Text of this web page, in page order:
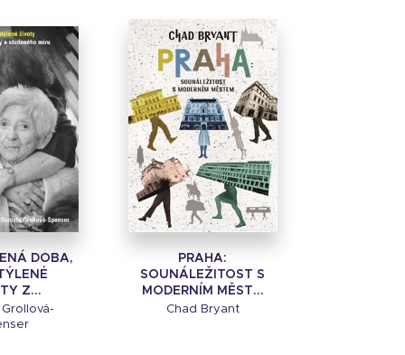
DOBA,
Z...
PRAHA:
SOUNÁLEŽITOST S
MODERNÍM MĚST...
Chad Bryant